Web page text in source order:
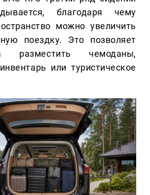
благодаря чему
можно увеличить
поездку. Это позволяет
разместить чемоданы,
или туристическое